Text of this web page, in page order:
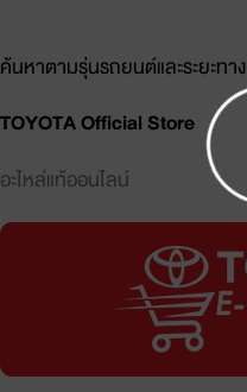
ค้นหาตามรุ่นรถยนต์และระยะทาง
TOYOTA Official Store
อะไหล่แท้ออนไลน์